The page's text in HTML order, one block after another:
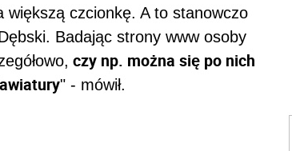
większą czcionkę. A to stanowczo
Badając strony www osoby
czy np. można się po nich
" - mówił.